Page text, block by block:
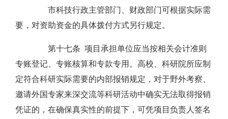
市科技行政主管部门、财政部门可根据实际需
要，对资助资金的具体拨付方式另行规定。
第十七条 项目承担单位应当按相关会计准则
专账登记、专账核算和专款专用。高校、科研院所应制
定符合科研实际需要的内部报销规定，对于野外考察、
邀请外国专家来深交流等科研活动中确实无法取得报销
凭证的，在确保真实性的前提下，可凭项目负责人签名